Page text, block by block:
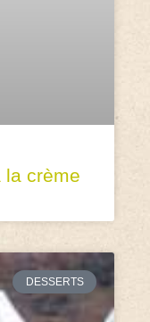
la crème
DESSERTS